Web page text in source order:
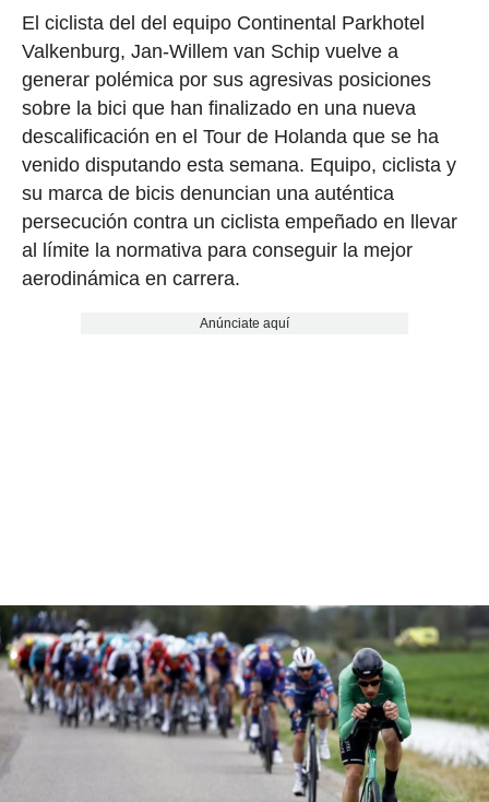
El ciclista del del equipo Continental Parkhotel
Valkenburg, Jan-Willem van Schip vuelve a
generar polémica por sus agresivas posiciones
sobre la bici que han finalizado en una nueva
descalificación en el Tour de Holanda que se ha
venido disputando esta semana. Equipo, ciclista y
su marca de bicis denuncian una auténtica
persecución contra un ciclista empeñado en llevar
al límite la normativa para conseguir la mejor
aerodinámica en carrera.
Anúnciate aquí